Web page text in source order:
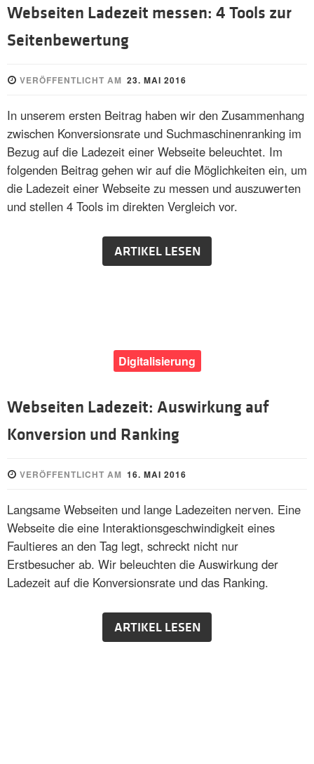
Webseiten Ladezeit messen: 4 Tools zur
Seitenbewertung
VERÖFFENTLICHT AM 23. MAI 2016
In unserem ersten Beitrag haben wir den Zusammenhang
zwischen Konversionsrate und Suchmaschinenranking im
Bezug auf die Ladezeit einer Webseite beleuchtet. Im
folgenden Beitrag gehen wir auf die Möglichkeiten ein, um
die Ladezeit einer Webseite zu messen und auszuwerten
und stellen 4 Tools im direkten Vergleich vor.
ARTIKEL LESEN
Digitalisierung
Webseiten Ladezeit: Auswirkung auf
Konversion und Ranking
VERÖFFENTLICHT AM 16. MAI 2016
Langsame Webseiten und lange Ladezeiten nerven. Eine
Webseite die eine Interaktionsgeschwindigkeit eines
Faultieres an den Tag legt, schreckt nicht nur
Erstbesucher ab. Wir beleuchten die Auswirkung der
Ladezeit auf die Konversionsrate und das Ranking.
ARTIKEL LESEN